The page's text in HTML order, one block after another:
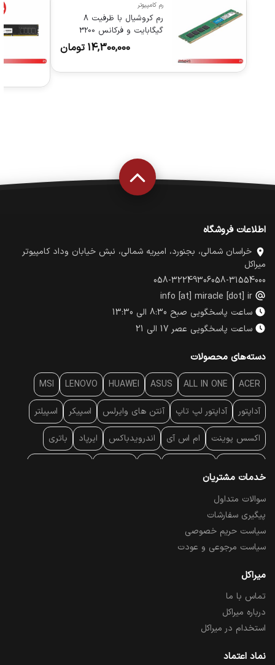
رم کامپیوتر
رم کروشیال با ظرفیت 8
گیگابایت و فرکانس 3200
14,300,000 تومان
اطلاعات فروشگاه
خراسان شمالی، بجنورد، امیریه شمالی، نبش خیابان وداد کامپیوتر
میراکل
058-31554000
058-32249306
info [at] miracle [dot] ir
ساعت پاسخگویی صبح 8:30 الی 13:30
ساعت پاسخگویی عصر 17 الی 21
دسته‌های محصولات
ACER
ALL IN ONE
ASUS
HUAWEI
LENOVO
MSI
آداپتور آداپتور لپ تاپ آنتن‌ های وایرلس اسپیکر اسپیلتر
اکسس پوینت ام اس آی اندرویدباکس ایرپاد باتری
پایه سقفی
پرده نمایش
تبلت و موبایل تجهیزات پسیو شبکه
تلویزیون
درایو نوری
دستگاه ضبط تصاویر
رم کامپیوتر
خدمات مشتریان
سوالات متداول
پیگیری سفارشات
سیاست حریم خصوصی
سیاست مرجوعی و عودت
میراکل
تماس با ما
درباره میراکل
استخدام در میراکل
نماد اعتماد